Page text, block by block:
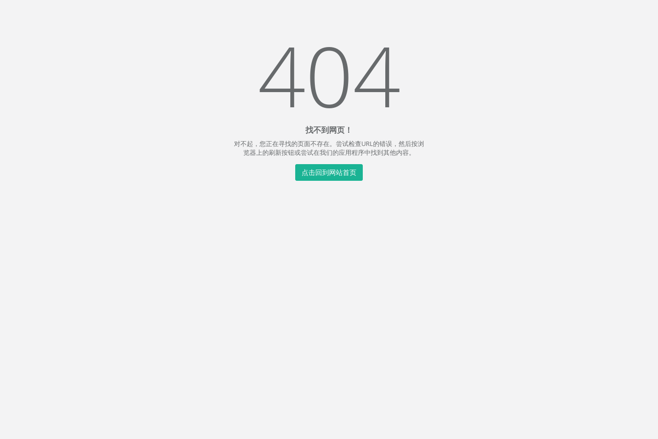
404
找不到网页！
对不起，您正在寻找的页面不存在。尝试检查URL的错误，然后按浏
览器上的刷新按钮或尝试在我们的应用程序中找到其他内容。
点击回到网站首页